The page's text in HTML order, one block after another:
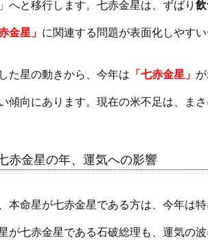
」へと移行します。七赤金星は、ずばり
金星」 に関連する問題が表面化しやすい
た星の動きから、今年は 「七赤金星」
傾向にあります。現在の米不足は、ま
赤金星の年、運気への影響
本命星が七赤金星である方は、今年は
が七赤金星である石破総理も、運気の